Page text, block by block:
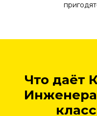
Что даёт
Инженера